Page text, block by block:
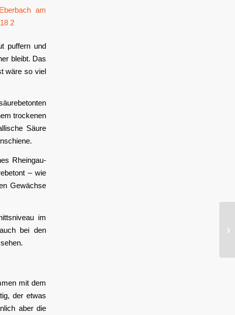
puffern und
bleibt. Das
wäre so viel
trockenen
Säure
Rheingau-
– wie
Gewächse
im
bei den
mit dem
der etwas
aber die